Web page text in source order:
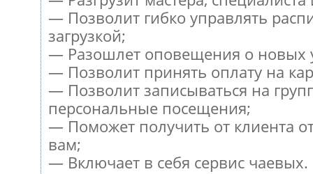
— Позволит гибко управлять
загрузкой;
— Разошлет оповещения о новых
— Позволит принять оплату на
— Позволит записываться на
персональные посещения;
— Поможет получить от клиента
вам;
— Включает в себя сервис чаевых.